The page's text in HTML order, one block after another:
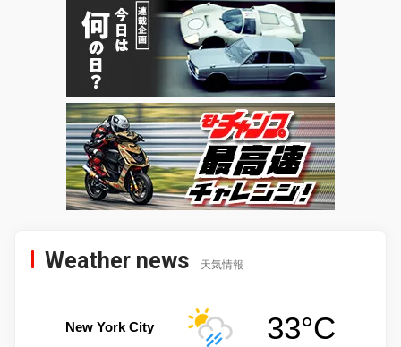
Weather news 天気情報
New York City 33°C